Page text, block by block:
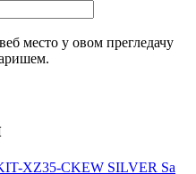
место у овом прегледачу